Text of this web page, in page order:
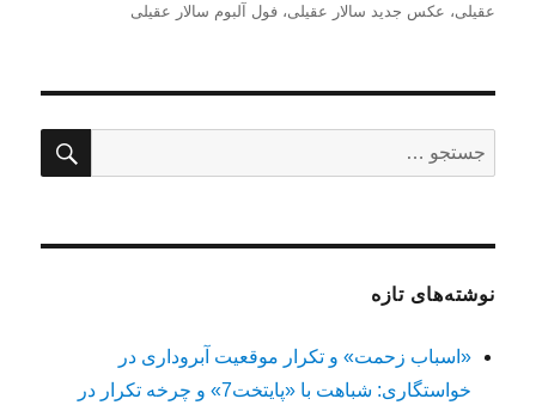
عقیلی، عکس جدید سالار عقیلی،فول آلبوم سالار عقیلی
برای:
نوشته‌های تازه
«اسباب زحمت» و تکرار موقعیت آبروداری در
خواستگاری: شباهت با «پایتخت7» و چرخه تکرار در